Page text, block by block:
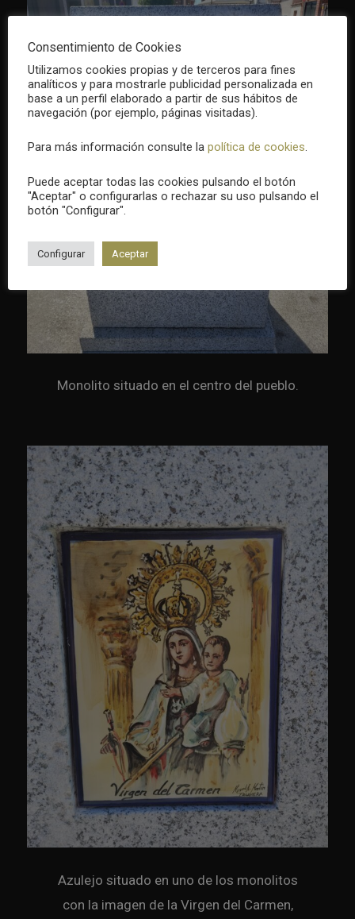
Monolito situado en el centro del pueblo.
Azulejo situado en uno de los monolitos
con la imagen de la Virgen del Carmen,
Consentimiento de Cookies
Utilizamos cookies propias y de terceros para fines
analíticos y para mostrarle publicidad personalizada en
base a un perfil elaborado a partir de sus hábitos de
navegación (por ejemplo, páginas visitadas).
Para más información consulte la política de cookies.
Puede aceptar todas las cookies pulsando el botón
"Aceptar" o configurarlas o rechazar su uso pulsando el
botón "Configurar".
Configurar Aceptar